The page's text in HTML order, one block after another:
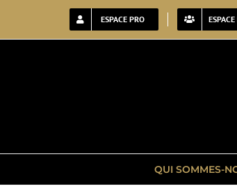
ESPACE PRO
QUI SOMMES-